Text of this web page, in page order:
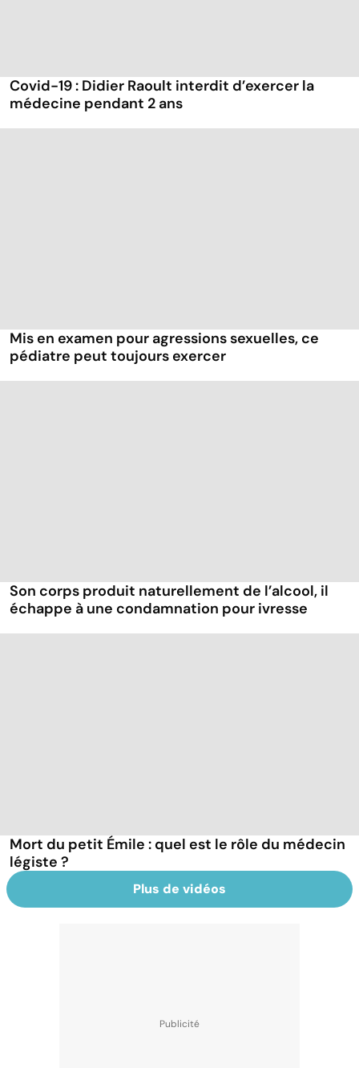
Covid-19 : Didier Raoult interdit d’exercer la
médecine pendant 2 ans
Mis en examen pour agressions sexuelles, ce
pédiatre peut toujours exercer
Son corps produit naturellement de l’alcool, il
échappe à une condamnation pour ivresse
Mort du petit Émile : quel est le rôle du médecin
légiste ?
Plus de vidéos